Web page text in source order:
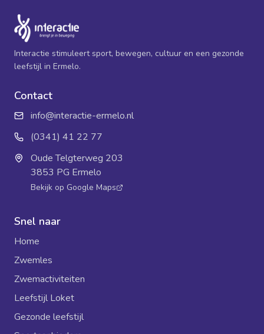
Interactie stimuleert sport, bewegen, cultuur en een gezonde
leefstijl in Ermelo.
Contact
info@interactie-ermelo.nl
(0341) 41 22 77
Oude Telgterweg 203
3853 PG Ermelo
Bekijk op Google Maps
Snel naar
Home
Zwemles
Zwemactiviteiten
Leefstijl Loket
Gezonde leefstijl